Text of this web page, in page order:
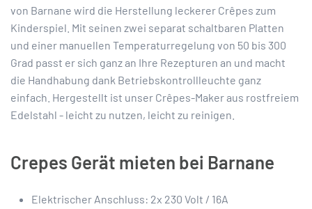
von Barnane wird die Herstellung leckerer Crêpes zum
Kinderspiel. Mit seinen zwei separat schaltbaren Platten
und einer manuellen Temperaturregelung von 50 bis 300
Grad passt er sich ganz an Ihre Rezepturen an und macht
die Handhabung dank Betriebskontrollleuchte ganz
einfach. Hergestellt ist unser Crêpes-Maker aus rostfreiem
Edelstahl - leicht zu nutzen, leicht zu reinigen.
Crepes Gerät mieten bei Barnane
Elektrischer Anschluss: 2x 230 Volt / 16A